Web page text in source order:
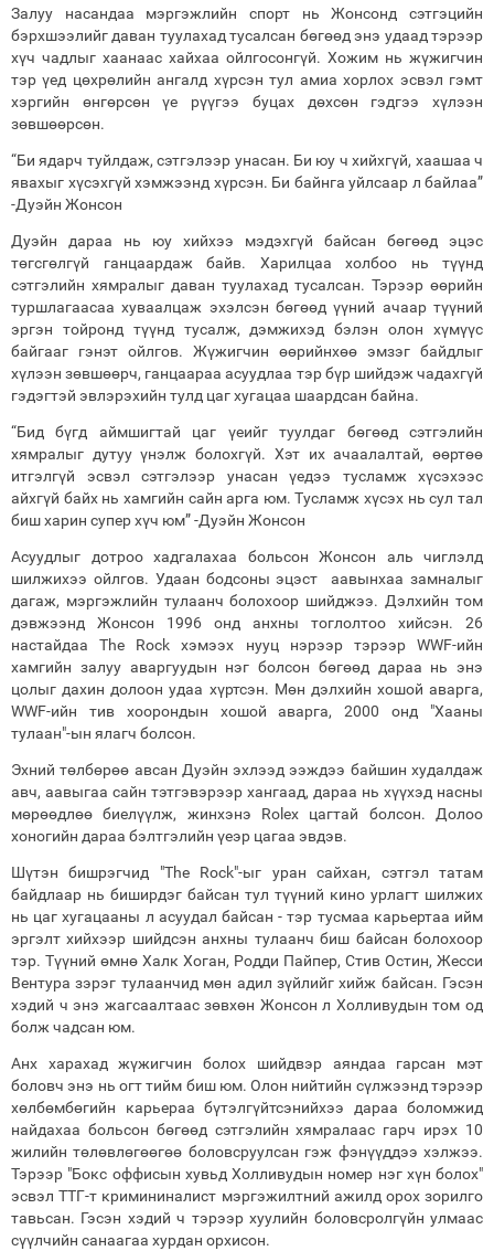
Залуу насандаа мэргэжлийн спорт нь Жонсонд сэтгэцийн
бэрхшээлийг даван туулахад тусалсан бөгөөд энэ удаад тэрээр
хүч чадлыг хаанаас хайхаа ойлгосонгүй. Хожим нь жүжигчин
тэр үед цөхрөлийн ангалд хүрсэн тул амиа хорлох эсвэл гэмт
хэргийн өнгөрсөн үе рүүгээ буцах дөхсөн гэдгээ хүлээн
зөвшөөрсөн.
“Би ядарч туйлдаж, сэтгэлээр унасан. Би юу ч хийхгүй, хаашаа ч
явахыг хүсэхгүй хэмжээнд хүрсэн. Би байнга уйлсаар л байлаа”
-Дуэйн Жонсон
Дуэйн дараа нь юу хийхээ мэдэхгүй байсан бөгөөд эцэс
төгсгөлгүй ганцаардаж байв. Харилцаа холбоо нь түүнд
сэтгэлийн хямралыг даван туулахад тусалсан. Тэрээр өөрийн
туршлагаасаа хуваалцаж эхэлсэн бөгөөд үүний ачаар түүний
эргэн тойронд түүнд тусалж, дэмжихэд бэлэн олон хүмүүс
байгааг гэнэт ойлгов. Жүжигчин өөрийнхөө эмзэг байдлыг
хүлээн зөвшөөрч, ганцаараа асуудлаа тэр бүр шийдэж чадахгүй
гэдэгтэй эвлэрэхийн тулд цаг хугацаа шаардсан байна.
“Бид бүгд аймшигтай цаг үеийг туулдаг бөгөөд сэтгэлийн
хямралыг дутуу үнэлж болохгүй. Хэт их ачаалалтай, өөртөө
итгэлгүй эсвэл сэтгэлээр унасан үедээ тусламж хүсэхээс
айхгүй байх нь хамгийн сайн арга юм. Тусламж хүсэх нь сул тал
биш харин супер хүч юм” -Дуэйн Жонсон
Асуудлыг дотроо хадгалахаа больсон Жонсон аль чиглэлд
шилжихээ ойлгов. Удаан бодсоны эцэст аавынхаа замналыг
дагаж, мэргэжлийн тулаанч болохоор шийджээ. Дэлхийн том
дэвжээнд Жонсон 1996 онд анхны тоглолтоо хийсэн. 26
настайдаа The Rock хэмээх нууц нэрээр тэрээр WWF-ийн
хамгийн залуу аваргуудын нэг болсон бөгөөд дараа нь энэ
цолыг дахин долоон удаа хүртсэн. Мөн дэлхийн хошой аварга,
WWF-ийн тив хоорондын хошой аварга, 2000 онд "Хааны
тулаан"-ын ялагч болсон.
Эхний төлбөрөө авсан Дуэйн эхлээд ээждээ байшин худалдаж
авч, аавыгаа сайн тэтгэвэрээр хангаад, дараа нь хүүхэд насны
мөрөөдлөө биелүүлж, жинхэнэ Rolex цагтай болсон. Долоо
хоногийн дараа бэлтгэлийн үеэр цагаа эвдэв.
Шүтэн бишрэгчид "The Rock"-ыг уран сайхан, сэтгэл татам
байдлаар нь биширдэг байсан тул түүний кино урлагт шилжих
нь цаг хугацааны л асуудал байсан - тэр тусмаа карьертаа ийм
эргэлт хийхээр шийдсэн анхны тулаанч биш байсан болохоор
тэр. Түүний өмнө Халк Хоган, Родди Пайпер, Стив Остин, Жесси
Вентура зэрэг тулаанчид мөн адил зүйлийг хийж байсан. Гэсэн
хэдий ч энэ жагсаалтаас зөвхөн Жонсон л Холливудын том од
болж чадсан юм.
Анх харахад жүжигчин болох шийдвэр аяндаа гарсан мэт
боловч энэ нь огт тийм биш юм. Олон нийтийн сүлжээнд тэрээр
хөлбөмбөгийн карьераа бүтэлгүйтсэнийхээ дараа боломжид
найдахаа больсон бөгөөд сэтгэлийн хямралаас гарч ирэх 10
жилийн төлөвлөгөөгөө боловсруулсан гэж фэнүүддээ хэлжээ.
Тэрээр "Бокс оффисын хувьд Холливудын номер нэг хүн болох"
эсвэл ТТГ-т кримининалист мэргэжилтний ажилд орох зорилго
тавьсан. Гэсэн хэдий ч тэрээр хуулийн боловсролгүйн улмаас
сүүлчийн санаагаа хурдан орхисон.